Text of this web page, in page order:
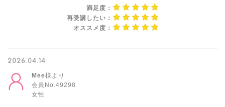
満足度：
再受講したい：
オススメ度：
2026.04.14
Mee様より
会員No.49298
女性